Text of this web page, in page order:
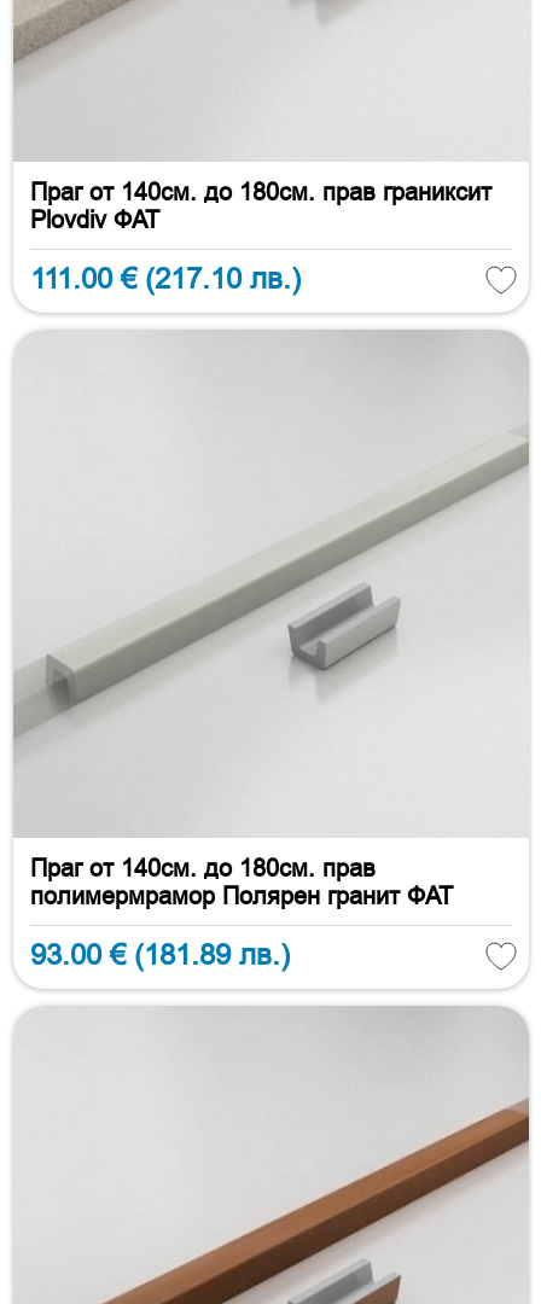
Праг от 140см. до 180см. прав граниксит
Plovdiv ФАТ
111.00 € (217.10 лв.)
Праг от 140см. до 180см. прав
полимермрамор Полярен гранит ФАТ
93.00 € (181.89 лв.)